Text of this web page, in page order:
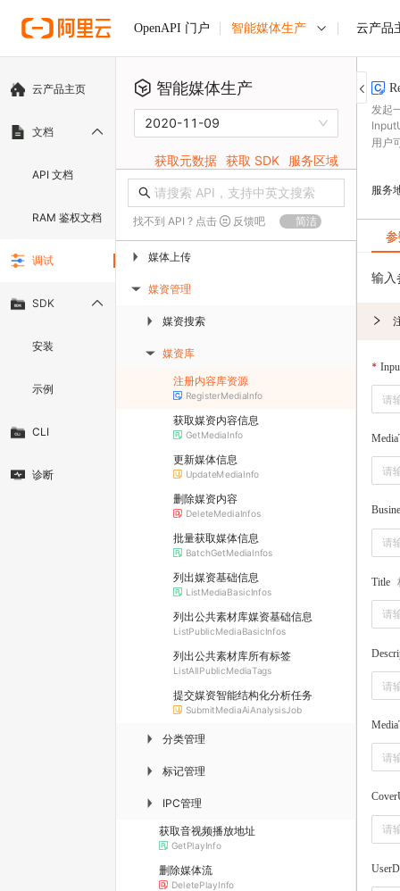
OpenAPI 门户 智能媒体生产 云产品
云产品主页
文档
API 文档
RAM 鉴权文档
调试
SDK
安装
示例
CLI
诊断
智能媒体生产
2020-11-09
获取元数据 获取 SDK 服务区域
找不到 API ? 点击 反馈吧 简洁
▶ 媒体上传
▶ 媒资管理
▶ 媒资搜索
▶ 媒资库
注册内容库资源
RegisterMediaInfo
获取媒资内容信息
GetMediaInfo
更新媒体信息
UpdateMediaInfo
删除媒资内容
DeleteMediaInfos
批量获取媒体信息
BatchGetMediaInfos
列出媒资基础信息
ListMediaBasicInfos
列出公共素材库媒资基础信息
ListPublicMediaBasicInfos
列出公共素材库所有标签
ListAllPublicMediaTags
提交媒资智能结构化分析任务
SubmitMediaAiAnalysisJob
▶ 分类管理
▶ 标记管理
▶ IPC管理
获取音视频播放地址
GetPlayInfo
删除媒体流
DeletePlayInfo
发起
用户
服务
输入
Title